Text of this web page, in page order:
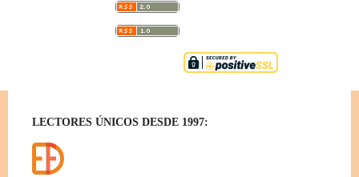
LECTORES ÚNICOS DESDE 1997: